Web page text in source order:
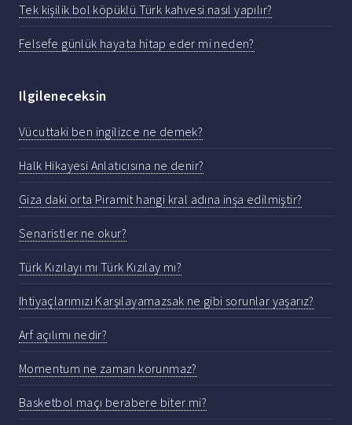
Tek kişilik bol köpüklü Türk kahvesi nasıl yapılır?
Felsefe günlük hayata hitap eder mi neden?
Ilgileneceksin
Vücuttaki ben ingilizce ne demek?
Halk Hikayesi Anlatıcısına ne denir?
Giza daki orta Piramit hangi kral adına inşa edilmiştir?
Senaristler ne okur?
Türk Kızılayı mı Türk Kızılay mı?
Ihtiyaçlarımızı Karşılayamazsak ne gibi sorunlar yaşarız?
Arf açılımı nedir?
Momentum ne zaman korunmaz?
Basketbol maçı berabere biter mi?